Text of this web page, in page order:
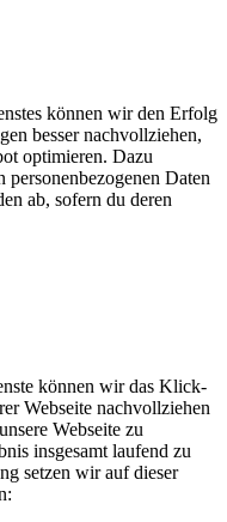
können wir den Erfolg
besser nachvollziehen,
optimieren. Dazu
personenbezogenen Daten
ab, sofern du deren
können wir das Klick-
Webseite nachvollziehen
Webseite zu
insgesamt laufend zu
setzen wir auf dieser